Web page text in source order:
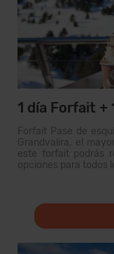
1 día Forfait +
Forfait Pase de
Grandvalira, el
este forfait podrás
opciones para todos